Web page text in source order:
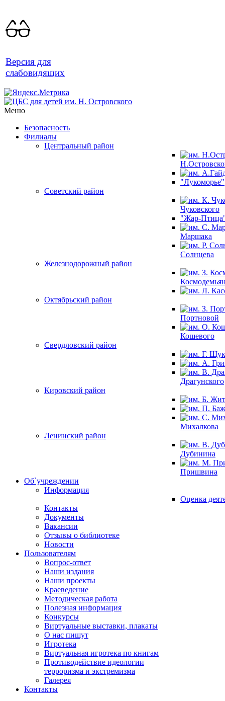
Версия для
слабовидящих
Меню
Безопасность
Филиалы
Центральный район
"Лукоморье"
Советский район
Чуковского
"Жар-
Маршака
Солнцева
Железнодорожный район
Октябрьский район
Портновой
Кошевого
Свердловский район
Драгунского
Кировский район
Михалкова
Ленинский район
Дубинина
Пришвина
Об`учреждении
Информация
Оценка
Контакты
Документы
Вакансии
Отзывы о библиотеке
Новости
Пользователям
Вопрос-ответ
Наши издания
Наши проекты
Краеведение
Методическая работа
Полезная информация
Конкурсы
Виртуальные выставки, плакаты
О нас пишут
Игротека
Виртуальная игротека по книгам
Противодействие идеологии
терроризма и экстремизма
Галерея
Контакты